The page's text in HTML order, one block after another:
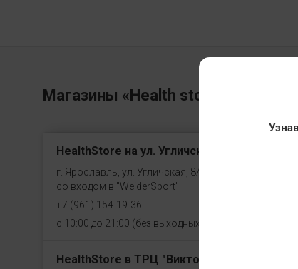
Магазины «Health store»
HealthStore на ул. Угличская
г. Ярославль, ул. Угличская, 8/46, рядом
со входом в "WeiderSport"
+7 (961) 154-19-36
с 10:00 до 21:00 (без выходных)
HealthStore в ТРЦ "Виктория